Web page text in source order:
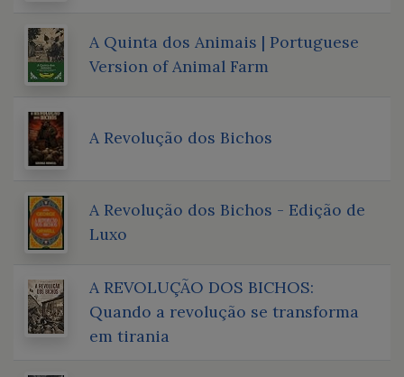
A Quinta dos Animais | Portuguese
Version of Animal Farm
A Revolução dos Bichos
A Revolução dos Bichos - Edição de
Luxo
A REVOLUÇÃO DOS BICHOS:
Quando a revolução se transforma
em tirania